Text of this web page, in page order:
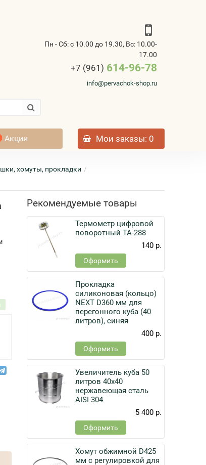
Пн - Сб: с 10.00 до 19.30, Вс: 10.00-
17.00
+7 (961) 614-96-78
info@pervachok-shop.ru
Акции Мои заказы: 0
хомуты, прокладки
Рекомендуемые товары
Термометр цифровой
поворотный TA-288
140 р.
Оформить
Прокладка
силиконовая (кольцо)
NEXT D360 мм для
перегонного куба (40
литров), синяя
400 р.
Оформить
Увеличитель куба 50
литров 40x40
нержавеющая сталь
AISI 304
5 400 р.
Оформить
Хомут обжимной D425
мм с регулировкой для